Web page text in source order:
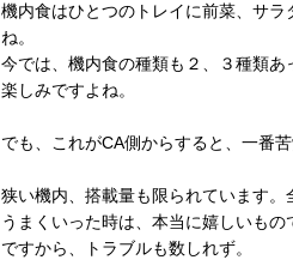
機内食はひとつのトレイに前菜、サ
ね。
今では、機内食の種類も２、３種類
楽しみですよね。
でも、これがCA側からすると、一番
狭い機内、搭載量も限られています。
うまくいった時は、本当に嬉しいもの
ですから、トラブルも数しれず。